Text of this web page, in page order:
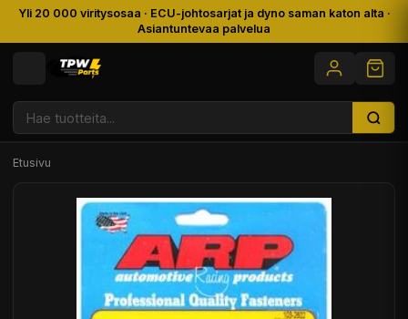
Yli 20 000 viritysosaa · ECU-johtosarjat ja dyno saman katon alta ·
Asiantuntevaa palvelua
Etusivu